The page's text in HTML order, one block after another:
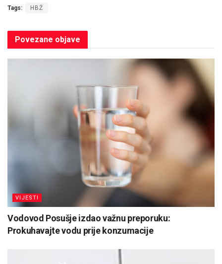
Tags: HBŽ
Povezane objave
VIJESTI
Vodovod Posušje izdao važnu preporuku:
Prokuhavajte vodu prije konzumacije